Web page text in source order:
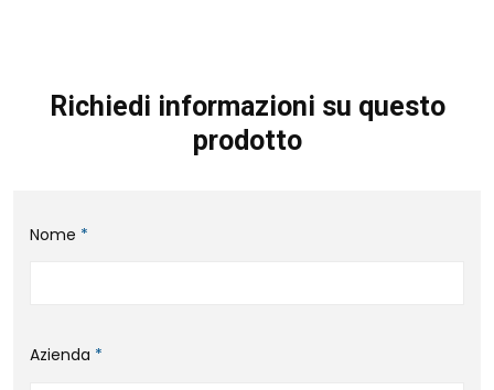
Richiedi informazioni su questo
prodotto
Nome *
Azienda *